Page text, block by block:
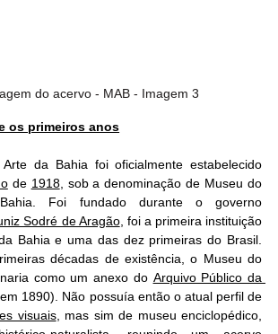
do acervo - MAB - Imagem 3
os primeiros anos
da Bahia foi oficialmente estabelecido
de 1918, sob a denominação de Museu do
Foi fundado durante o governo
Sodré de Aragão, foi a primeira instituição
Bahia e uma das dez primeiras do Brasil.
décadas de existência, o Museu do
como um anexo do Arquivo Público da
1890). Não possuía então o atual perfil de
visuais, mas sim de museu enciclopédico,